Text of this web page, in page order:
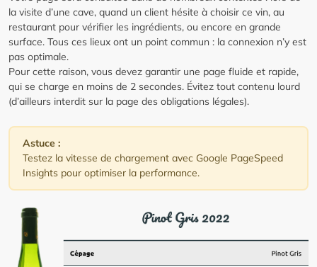
la visite d’une cave, quand un client hésite à choisir ce vin, au
restaurant pour vérifier les ingrédients, ou encore en grande
surface. Tous ces lieux ont un point commun : la connexion n’y est
pas optimale.
Pour cette raison, vous devez garantir une page fluide et rapide,
qui se charge en moins de 2 secondes. Évitez tout contenu lourd
(d’ailleurs interdit sur la page des obligations légales).
Astuce :
Testez la vitesse de chargement avec Google PageSpeed
Insights pour optimiser la performance.